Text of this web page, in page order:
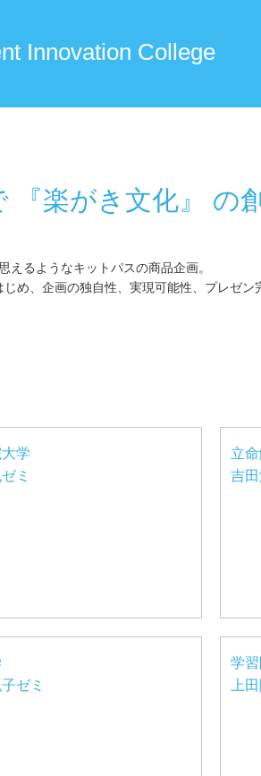
Innovation College
『楽がき文化』 の
るようなキットパスの商品企画。
め、企画の独自性、実現可能性、プレゼ
学
ミ
立
吉田
ゼミ
学
上